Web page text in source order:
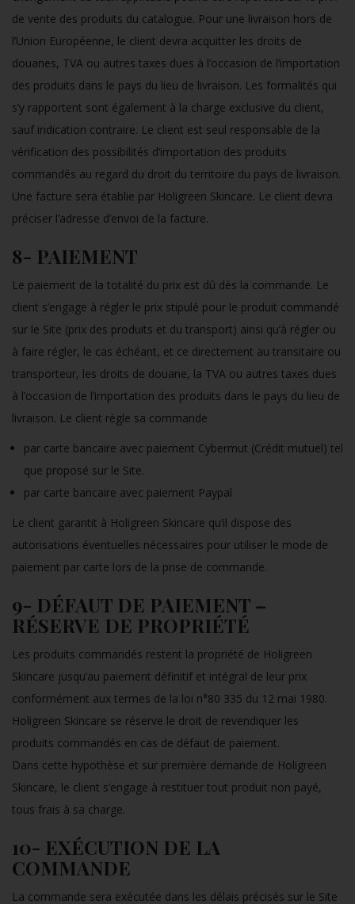
de vente des produits du catalogue. Pour une livraison hors de
l’Union Européenne, le client devra acquitter les droits de
douanes, TVA ou autres taxes dues à l’occasion de l’importation
des produits dans le pays du lieu de livraison. Les formalités qui
s’y rapportent sont également à la charge exclusive du client,
sauf indication contraire. Le client est seul responsable de la
vérification des possibilités d’importation des produits
commandés au regard du droit du territoire du pays de livraison.
Une facture sera établie par Holigreen Skincare. Le client devra
préciser l’adresse d’envoi de la facture.
8- PAIEMENT
Le paiement de la totalité du prix est dû dès la commande. Le
client s’engage à régler le prix stipulé pour le produit commandé
sur le Site (prix des produits et du transport) ainsi qu’à régler ou
à faire régler, le cas échéant, et ce directement au transitaire ou
transporteur, les droits de douane, la TVA ou autres taxes dues
à l’occasion de l’importation des produits dans le pays du lieu de
livraison. Le client règle sa commande
par carte bancaire avec paiement Cybermut (Crédit mutuel) tel
que proposé sur le Site.
par carte bancaire avec paiement Paypal
Le client garantit à Holigreen Skincare qu’il dispose des
autorisations éventuelles nécessaires pour utiliser le mode de
paiement par carte lors de la prise de commande.
9- DÉFAUT DE PAIEMENT –
RÉSERVE DE PROPRIÉTÉ
Les produits commandés restent la propriété de Holigreen
Skincare jusqu’au paiement définitif et intégral de leur prix
conformément aux termes de la loi n°80 335 du 12 mai 1980.
Holigreen Skincare se réserve le droit de revendiquer les
produits commandés en cas de défaut de paiement.
Dans cette hypothèse et sur première demande de Holigreen
Skincare, le client s’engage à restituer tout produit non payé,
tous frais à sa charge.
10- EXÉCUTION DE LA
COMMANDE
La commande sera exécutée dans les délais précisés sur le Site